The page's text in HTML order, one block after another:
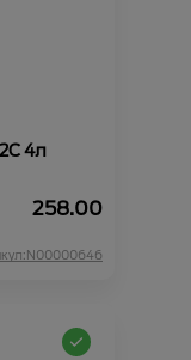
4л
258.00